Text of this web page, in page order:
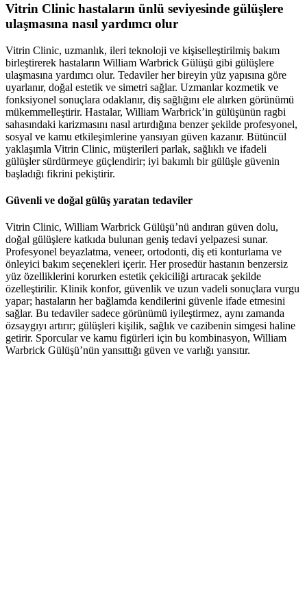
Vitrin Clinic hastaların ünlü seviyesinde gülüşlere
ulaşmasına nasıl yardımcı olur
Vitrin Clinic, uzmanlık, ileri teknoloji ve kişiselleştirilmiş bakım
birleştirerek hastaların William Warbrick Gülüşü gibi gülüşlere
ulaşmasına yardımcı olur. Tedaviler her bireyin yüz yapısına göre
uyarlanır, doğal estetik ve simetri sağlar. Uzmanlar kozmetik ve
fonksiyonel sonuçlara odaklanır, diş sağlığını ele alırken görünümü
mükemmelleştirir. Hastalar, William Warbrick’in gülüşünün ragbi
sahasındaki karizmasını nasıl artırdığına benzer şekilde profesyonel,
sosyal ve kamu etkileşimlerine yansıyan güven kazanır. Bütüncül
yaklaşımla Vitrin Clinic, müşterileri parlak, sağlıklı ve ifadeli
gülüşler sürdürmeye güçlendirir; iyi bakımlı bir gülüşle güvenin
başladığı fikrini pekiştirir.
Güvenli ve doğal gülüş yaratan tedaviler
Vitrin Clinic, William Warbrick Gülüşü’nü andıran güven dolu,
doğal gülüşlere katkıda bulunan geniş tedavi yelpazesi sunar.
Profesyonel beyazlatma, veneer, ortodonti, diş eti konturlama ve
önleyici bakım seçenekleri içerir. Her prosedür hastanın benzersiz
yüz özelliklerini korurken estetik çekiciliği artıracak şekilde
özelleştirilir. Klinik konfor, güvenlik ve uzun vadeli sonuçlara vurgu
yapar; hastaların her bağlamda kendilerini güvenle ifade etmesini
sağlar. Bu tedaviler sadece görünümü iyileştirmez, aynı zamanda
özsaygıyı artırır; gülüşleri kişilik, sağlık ve cazibenin simgesi haline
getirir. Sporcular ve kamu figürleri için bu kombinasyon, William
Warbrick Gülüşü’nün yansıttığı güven ve varlığı yansıtır.